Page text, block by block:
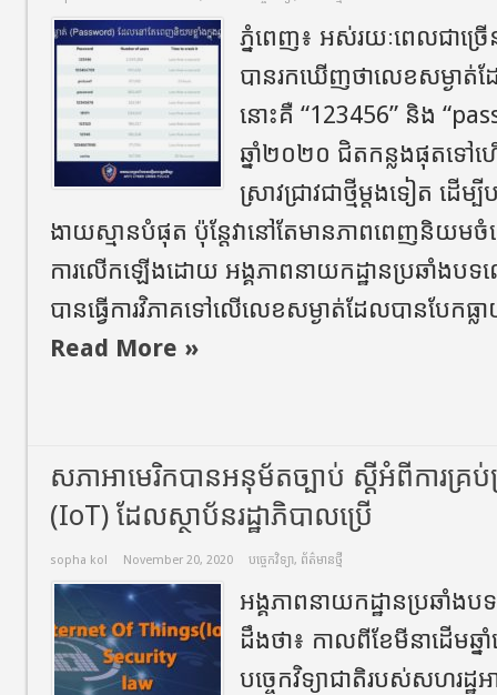
ភ្នំពេញ៖ អស់រយៈពេលជាច្រើន
បានរកឃើញថាលេខសម្ងាត់ដ
នោះគឺ “123456” និង
ឆ្នាំ២០២០ ជិតកន្លងផុតទៅហ
ស្រាវជ្រាវជាថ្មីម្តងទៀត ដើ
ងាយស្មានបំផុត ប៉ុន្តែវានៅតែមានភាពពេញនិយមចំព
ការលើកឡើងដោយ អង្គភាពនាយកដ្ឋានប្រឆាំងបទល្
បានធ្វើការវិភាគទៅលើលេខសម្ងាត់ដែលបានបែ
Read More »
សភាអាមេរិកបានអនុម័តច្បាប់ ស្តីអំពីការគ្រ
(IoT) ដែលស្ថាប័នរដ្ឋាភិបាលប្រើ
sopha kol November 20, 2020 បច្ចេកវិទ្យា, ព័ត៌មានថ្មី
អង្គភាពនាយកដ្ឋានប្រឆាំងប
ដឹងថា៖ កាលពីខែមីនាដើមឆ្នាំ
បច្ចេកវិទ្យាជាតិរបស់សហរដ្ឋ